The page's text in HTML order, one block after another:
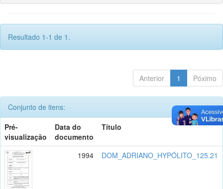
Resultado 1-1 de 1.
Anterior 1 Póximo
Conjunto de itens:
Pré-
visualização
Data do
documento
Título
1994 DOM_ADRIANO_HYPÓLITO_125.21